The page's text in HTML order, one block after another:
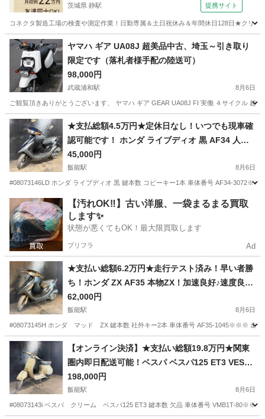
茨城県 静駅 提携サイト
コネクタ製造工場の検査や測定作業！日勤専属＆土日祝休み＆年間休日128日★クリ
茨城 常陸大宮市 静駅
ヤマハ ギア UA08J 超美品中古、埼玉～引き取り
限定です（落札者様手配の陸送可）
98,000円
武蔵浦和駅 8月6日
ご観覧頂きありがとうございます、 ヤマハ ギア GEAR UA08J FI 実働 ４サイクル 超
埼玉 さいたま市 武蔵浦和駅 ヤマハ GEAR
★支払総額4.5万円★定休日なし！いつでも現車確
認可能です！ ホンダ ライブディオ 黒 AF34 人気
のライブディオ！ ２ストのためオイル注ぎ足すだ
け！ カスタムベースに♪
45,000円
飯能駅 8月6日
#08073146LD ホンダ ライブディオ 黒 鍵本数 コピーキー1本 車体番号 AF34-
埼玉 飯能市 飯能駅 ホンダ ライブディオ
【汚れOK‼️】古い洋服、一袋まるまる買取
します✨
状態が悪くてもOK！最大限買取します
プリフラ Ad
★支払い総額6.2万円★走行テスト済み！早い者勝
ち！ホンダ ZX AF35 本物ZX！加速良好♪速度良好
♪金ホイール！金フォーク！
62,000円
飯能駅 8月6日
#08073145H ホンダ マッド ZX 鍵本数 社外キー2本 車体番号 AF35-1045※※※ 走行
埼玉 飯能市 飯能駅 ホンダ フォーク
【オンライン決済】★支払い総額19.8万円★関東
圏内即日配送可能！ベスパ ベスパ125 ET3 VESPA
不動レストアベース！希少！ET3！キック降りて
圧縮ありそうです！
198,000円
飯能駅 8月6日
#08073143i ベスパ クリーム ベスパ125 ET3 鍵本数 欠品 車体番号 VMB1T-80※※※